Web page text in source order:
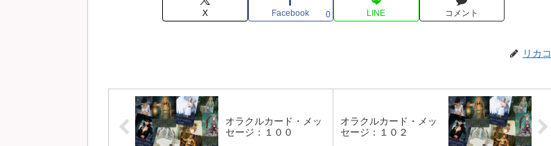
X Facebook 0 LINE コメント
リカコ
オラクルカード・メッ
セージ：１００
オラクルカード・メッ
セージ：１０２